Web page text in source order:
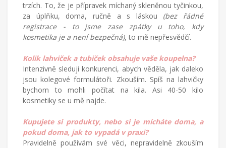
trzích. To, že je přípravek míchaný skleněnou tyčinkou,
za úplňku, doma, ručně a s láskou (bez řádné
registrace - to jsme zase zpátky u toho, kdy
kosmetika je a není bezpečná), to mě nepřesvědčí.
Kolik lahviček a tubiček obsahuje vaše koupelna?
Intenzivně sleduji konkurenci, abych věděla, jak daleko
jsou kolegové formulátoři. Zkouším. Spíš na lahvičky
bychom to mohli počítat na kila. Asi 40-50 kilo
kosmetiky se u mě najde.
Kupujete si produkty, nebo si je mícháte doma, a
pokud doma, jak to vypadá v praxi?
Pravidelně používám své věci, nepravidelně zkouším